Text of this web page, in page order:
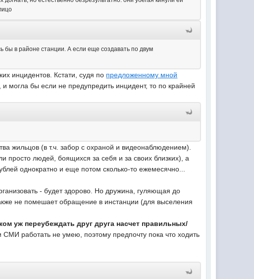
бы в районе станции. А если еще создавать по двум
инцидентов. Кстати, судя по предложенному мной
могла бы если не предупредить инцидент, то по крайней
жильцов (в т.ч. забор с охраной и видеонаблюдением).
просто людей, боящихся за себя и за своих близких), а
однократно и еще потом сколько-то ежемесячно...
- будет здорово. Но дружина, гуляющая до
не помешает обращение в инстанции (для выселения
уж переубеждать друг друга насчет правильных/
работать не умею, поэтому предпочту пока что ходить